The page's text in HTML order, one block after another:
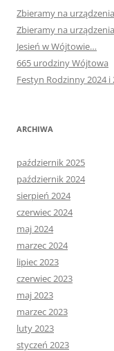
Zbieramy na
Zbieramy na
Jesień w Wójtowie…
665 urodziny Wójtowa
Festyn Rodzinny 2024 i
ARCHIWA
październik 2025
październik 2024
sierpień 2024
czerwiec 2024
maj 2024
marzec 2024
lipiec 2023
czerwiec 2023
maj 2023
marzec 2023
luty 2023
styczeń 2023